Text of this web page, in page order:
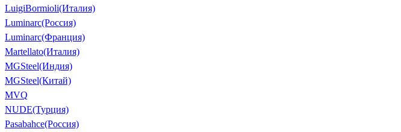
LuigiBormioli(Италия)
Luminarc(Россия)
Luminarc(Франция)
Martellato(Италия)
MGSteel(Индия)
MGSteel(Китай)
MVQ
NUDE(Турция)
Pasabahce(Россия)